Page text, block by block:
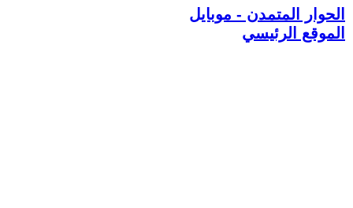
الحوار المتمدن - موبايل
الموقع الرئيسي